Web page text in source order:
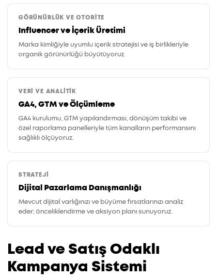
GÖRÜNÜRLÜK VE OTORITE
Influencer ve İçerik Üretimi
Marka kimliğiyle uyumlu içerik stratejisi ve iş birlikleriyle
organik görünürlüğü büyütüyoruz.
VERI VE ANALITIK
GA4, GTM ve Ölçümleme
GA4 kurulumu, GTM yapılandırması, dönüşüm takibi ve
özel raporlama panelleriyle tüm kanalların performansını
sağlıklı ölçüyoruz.
STRATEJI
Dijital Pazarlama Danışmanlığı
Mevcut dijital varlığınızı ve büyüme fırsatlarınızı analiz
eder; önceliklendirme ve aksiyon planı sunuyoruz.
Lead ve Satış Odaklı
Kampanya Sistemi